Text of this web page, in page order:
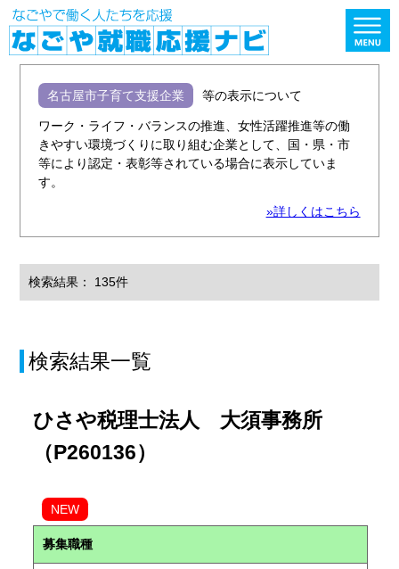
名古屋市子育て支援企業 等の表示について
ワーク・ライフ・バランスの推進、女性活躍推進等の働
きやすい環境づくりに取り組む企業として、国・県・市
等により認定・表彰等されている場合に表示していま
す。
»詳しくはこちら
検索結果： 135件
検索結果一覧
ひさや税理士法人 大須事務所
（P260136）
NEW
募集職種